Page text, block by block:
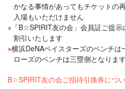
かなる事情があってもチケットの
入場もいただけません
「B☆SPIRIT友の会」会員証ご提
割引いたします
横浜DeNAベイスターズのベンチ
ローズのベンチは三塁側となります
B☆SPIRIT友の会ご招待引換券につ